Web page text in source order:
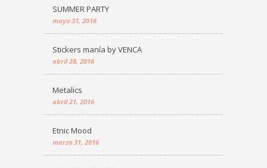
SUMMER PARTY
mayo 31, 2016
Stickers manía by VENCA
abril 28, 2016
Metalics
abril 21, 2016
Etnic Mood
marzo 31, 2016